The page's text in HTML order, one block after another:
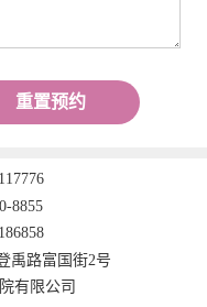
重置预约
8855
禹路富国街2号
有限公司